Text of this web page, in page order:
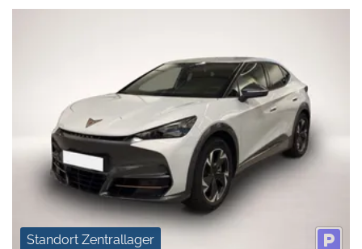
Standort Zentrallager